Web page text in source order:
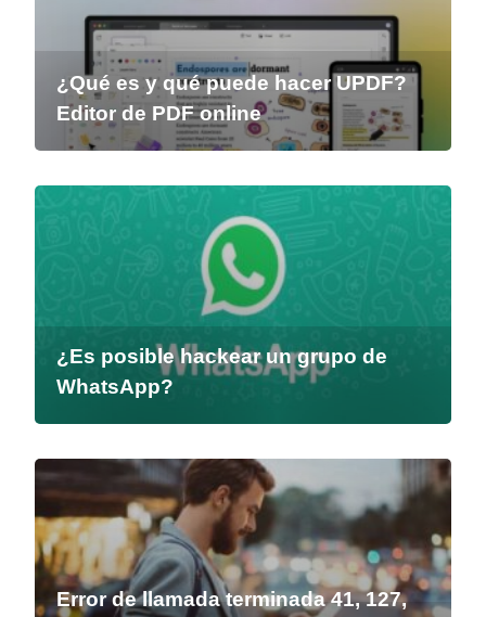
¿Qué es y qué puede hacer UPDF?
Editor de PDF online
¿Es posible hackear un grupo de
WhatsApp?
Error de llamada terminada 41, 127,